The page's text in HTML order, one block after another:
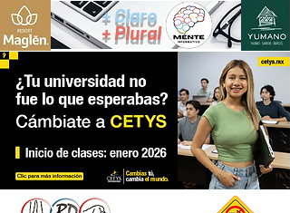
+ Claro
+ Plural